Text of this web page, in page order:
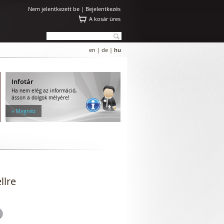
Nem jelentkezett be | Bejelentkezés
A kosár üres
en | de | hu
Infotár
Ha nem elég az információ,
ásson a dolgok mélyére!
» Megnéz